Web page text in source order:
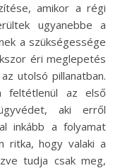
amikor a régi
ugyanebbe a
a szükségessége
éri meglepetés
utolsó pillanatban.
feltétlenül az első
aki erről
inkább a folyamat
ritka, hogy valaki a
tudja csak meg,